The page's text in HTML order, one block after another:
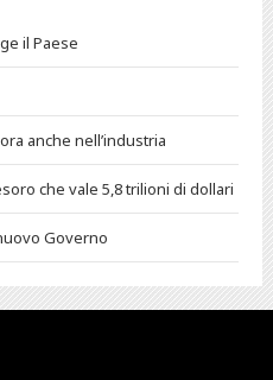
il Paese
anche nell’industria
che vale 5,8 trilioni di dollari
Governo